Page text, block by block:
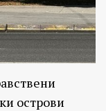
острови